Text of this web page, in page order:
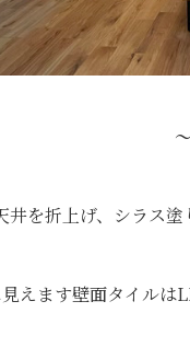
井を折上げ、シラス塗
えます壁面タイルは